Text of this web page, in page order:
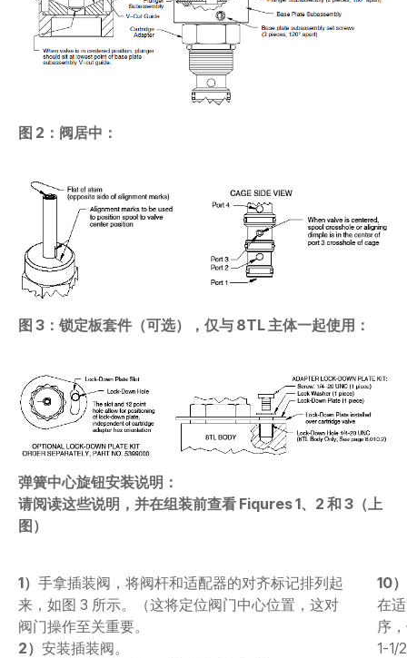
图 2：阀居中：
图 3：锁定板套件（可选），仅与 8TL 主体一起使用：
弹簧中心旋钮安装说明：
请阅读这些说明，并在组装前查看 Fiqures 1、2 和 3（上
图）
1） 手拿插装阀，将阀杆和适配器的对齐标记排列起
来，如图 3 所示。（这将定位阀门中心位置，这对
阀门操作至关重要。
2） 安装插装阀。
10）
在
序
1-1/